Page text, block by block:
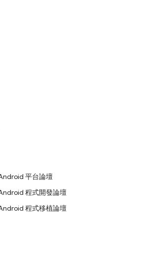
平台論壇
程式開發論壇
程式移植論壇